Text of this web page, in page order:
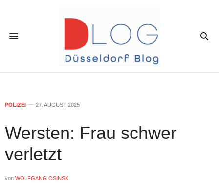
POLIZEI 27. AUGUST 2025
Wersten: Frau schwer
verletzt
von WOLFGANG OSINSKI